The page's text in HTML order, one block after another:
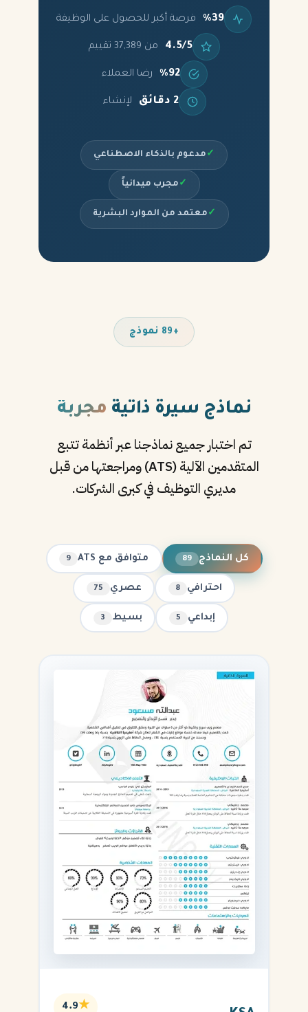
%39 فرصة أكبر للحصول على الوظيفة
4.5/5 من 37,389 تقييم
%92 رضا العملاء
2 دقائق لإنشاء
✓ مدعوم بالذكاء الاصطناعي
✓ مجرب ميدانياً
✓ معتمد من الموارد البشرية
+89 نموذج
نماذج سيرة ذاتية مجربة
تم اختبار جميع نماذجنا عبر أنظمة تتبع
المتقدمين الآلية (ATS) ومراجعتها من قبل
مديري التوظيف في كبرى الشركات.
كل النماذج 89 متوافق مع ATS 9
احترافي 8 عصري 75
إبداعي 5 بسيط 3
★
4.9